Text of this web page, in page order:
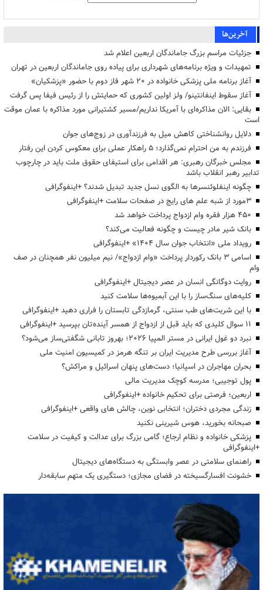
آخرین‌ها
جزئیات مراسم بزرگ جاماندگان اربعین اعلام شد
تمهیدات و ویژه برنامه‌های شهرداری برای پیاده روی جاماندگان اربعین در تهران
آغاز برنامه ملی پزشکی خانواده در ۲۰ شهر فاز دوم با حضور «پزشکیان»
آغاز سقوط اینفانتینو/ ولز اولین کشوری که حمایتش را از رئیس فیفا پس گرفت
بقایی: الان مذاکره‌ای با آمریکا نداریم/مسیر کشتیرانی مورد مذاکره با عمان موقت
است
دلایل روانشناختی کاهش میل به فرزندآوری در زوج‌های جوان
فرزندم به من احترام نمی‌گذارد؛ ۵ راهکار عملی برای معکوس کردن این رفتار
مجلس خبرگان رهبری: هر اقدامی برای استیفای حقوق ملت باید در چارچوب
تدابیر رهبر انقلاب باشد
چگونه اینفلوئنسرها به الگوی نسل جدید تبدیل شدند؟ +اینفوگرافی
3مورد از شبه علم های رایج در صفحات سلامت +اینفوگرافی
۴۵۰ هزار فقره وام ازدواج پرداخت خواهد شد
بانک شیر مادر چیست و چگونه فعالیت می‌کند؟
رویداد ملی «انتخاب جوان سال ۱۴۰۴» +اینفوگرافی
اسامی ۳ بانک رکوردار پرداخت «وام ازدواج»/ نیم میلیون نفر همچنان در صف
وام
روایت دوگانگی انسان در عصر دیجیتال +اینفوگرافی
کلیه‌های سنگ‌ساز را با این آبمیوه‌ها سلامت کنید
با این شربت‌های طب سنتی، گرمازدگی تابستان را فراری دهید +اینفوگرافی
۱۱ سوال کلیدی که باید قبل از ازدواج از همسر آینده‌تان بپرسید +اینفوگرافی
نبرد دو غول ایرانی در مستر المپیا ۲۰۲۶؛ بهروز تابانی شگفتی‌ساز می‌شود؟
آغاز بررسی طرح مدیریت ایران بر تنگه هرمز در کمیسیون امنیت ملی
بحران مهاجران در اسپانیا؛ دست‌های پنهان اسرائیل و مراکش؟
پول توجیبی؛ مدرسه کوچک مدیریت مالی
اربعین؛ فرصتی برای تحکیم خانواده +اینفوگرافی
زندگی مجردی دختران؛ انتخابی نوین، چالش های واقعی +اینفوگرافی
صبحانه بخورید، هوس شیرینی نکنید
پزشکی خانواده و نظام ارجاع؛ گامی بزرگ برای عدالت و کیفیت در سلامت
+اینفوگرافی
راهنمای سلامتی در عصر وابستگی به دستگاه‌های دیجیتال
خشونت افسارگسیخته در فضای مجازی؛ دستگیری یک متهم سابقه‌دار